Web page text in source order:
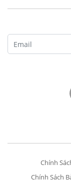
Chính
Chính Sách